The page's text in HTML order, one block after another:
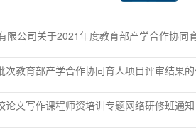
限公司关于2021年度教育部产学合作协同
次教育部产学合作协同育人项目评审结果
论文写作课程师资培训专题网络研修班通知